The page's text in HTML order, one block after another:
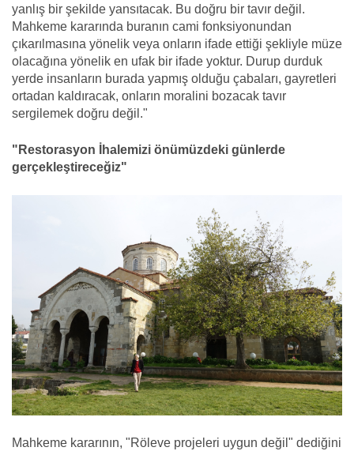
yanlış bir şekilde yansıtacak. Bu doğru bir tavır değil.
Mahkeme kararında buranın cami fonksiyonundan
çıkarılmasına yönelik veya onların ifade ettiği şekliyle müze
olacağına yönelik en ufak bir ifade yoktur. Durup durduk
yerde insanların burada yapmış olduğu çabaları, gayretleri
ortadan kaldıracak, onların moralini bozacak tavır
sergilemek doğru değil."
" Restorasyon İhalemizi önümüzdeki günlerde
gerçekleştireceğiz"
Mahkeme kararının, "Röleve projeleri uygun değil" dediğini